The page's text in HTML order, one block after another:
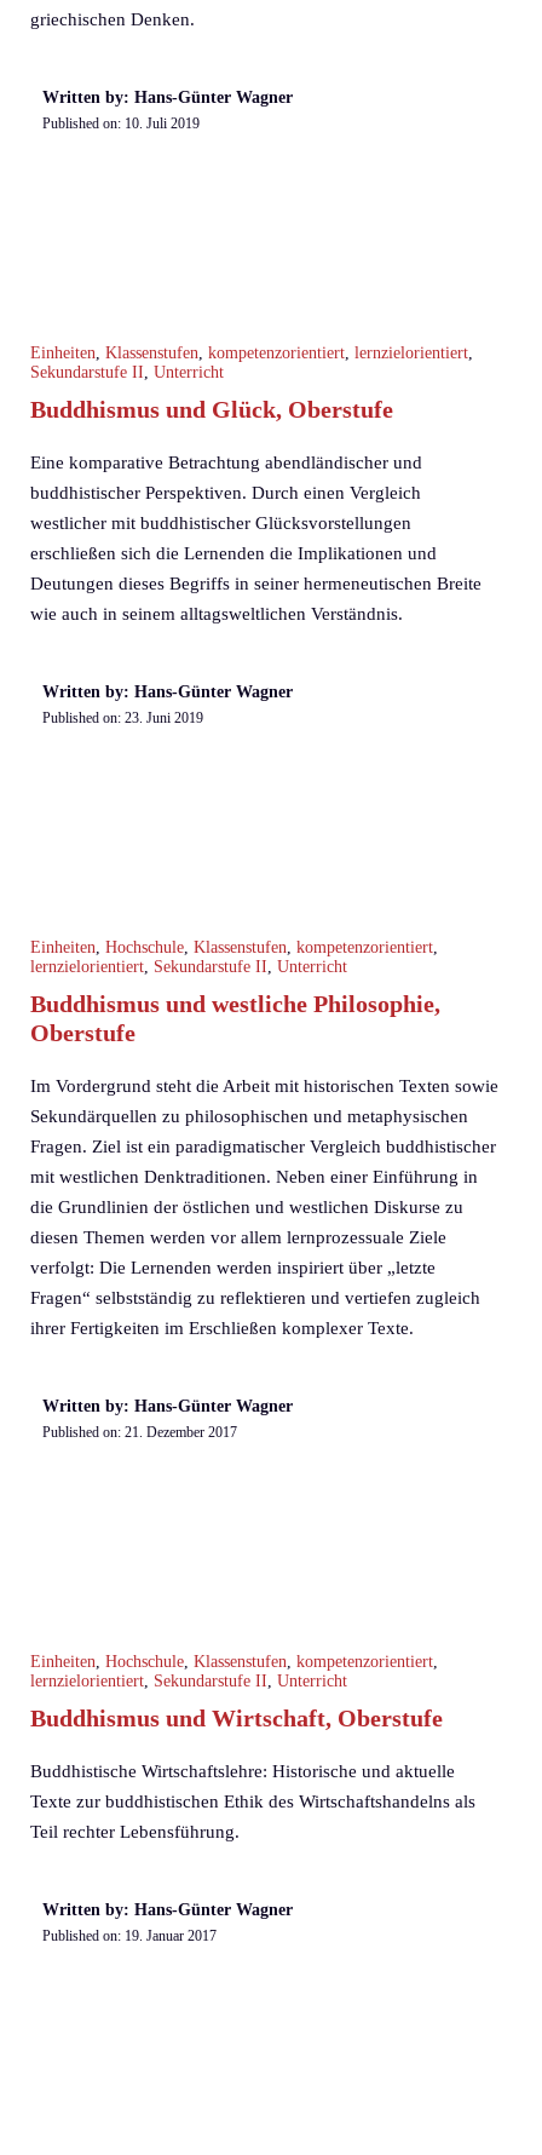
griechischen Denken.
Written by: Hans-Günter Wagner
Published on: 10. Juli 2019
Einheiten, Klassenstufen, kompetenzorientiert, lernzielorientiert,
Sekundarstufe II, Unterricht
Buddhismus und Glück, Oberstufe
Eine komparative Betrachtung abendländischer und
buddhistischer Perspektiven. Durch einen Vergleich
westlicher mit buddhistischer Glücksvorstellungen
erschließen sich die Lernenden die Implikationen und
Deutungen dieses Begriffs in seiner hermeneutischen Breite
wie auch in seinem alltagsweltlichen Verständnis.
Written by: Hans-Günter Wagner
Published on: 23. Juni 2019
Einheiten, Hochschule, Klassenstufen, kompetenzorientiert,
lernzielorientiert, Sekundarstufe II, Unterricht
Buddhismus und westliche Philosophie,
Oberstufe
Im Vordergrund steht die Arbeit mit historischen Texten sowie
Sekundärquellen zu philosophischen und metaphysischen
Fragen. Ziel ist ein paradigmatischer Vergleich buddhistischer
mit westlichen Denktraditionen. Neben einer Einführung in
die Grundlinien der östlichen und westlichen Diskurse zu
diesen Themen werden vor allem lernprozessuale Ziele
verfolgt: Die Lernenden werden inspiriert über „letzte
Fragen“ selbstständig zu reflektieren und vertiefen zugleich
ihrer Fertigkeiten im Erschließen komplexer Texte.
Written by: Hans-Günter Wagner
Published on: 21. Dezember 2017
Einheiten, Hochschule, Klassenstufen, kompetenzorientiert,
lernzielorientiert, Sekundarstufe II, Unterricht
Buddhismus und Wirtschaft, Oberstufe
Buddhistische Wirtschaftslehre: Historische und aktuelle
Texte zur buddhistischen Ethik des Wirtschaftshandelns als
Teil rechter Lebensführung.
Written by: Hans-Günter Wagner
Published on: 19. Januar 2017